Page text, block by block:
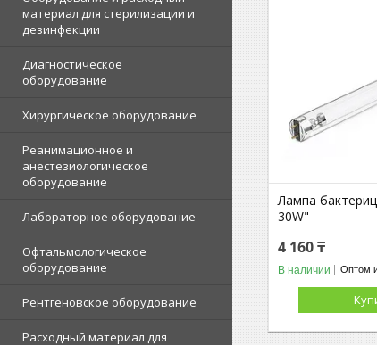
материал для стерилизации и
дезинфекции
Диагностическое
оборудование
Хирургическое оборудование
Реанимационное и
анестезиологическое
оборудование
Лабораторное оборудование
Офтальмологическое
оборудование
Рентгеновское оборудование
Расходный материал для
Лампа
30W"
4 160 ₸
В наличии Оптом